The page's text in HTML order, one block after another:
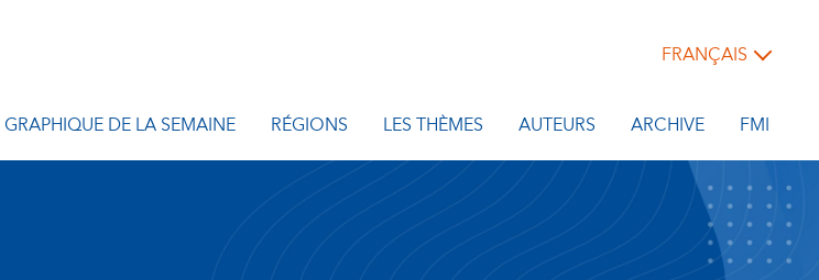
FRANÇAIS
GRAPHIQUE DE LA SEMAINE RÉGIONS LES THÈMES AUTEURS ARCHIVE FMI